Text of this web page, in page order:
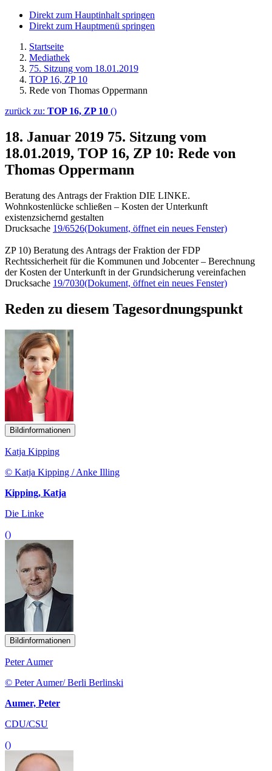
Direkt zum Hauptinhalt springen
Direkt zum Hauptmenü springen
Startseite
Mediathek
75. Sitzung vom 18.01.2019
TOP 16, ZP 10
Rede von Thomas Oppermann
zurück zu: TOP 16, ZP 10 ()
18. Januar 2019 75. Sitzung vom
18.01.2019, TOP 16, ZP 10: Rede von
Thomas Oppermann
Beratung des Antrags der Fraktion DIE LINKE.
Wohnkostenlücke schließen – Kosten der Unterkunft
existenzsichernd gestalten
Drucksache 19/6526(Dokument, öffnet ein neues Fenster)
ZP 10) Beratung des Antrags der Fraktion der FDP
Rechtssicherheit für die Kommunen und Jobcenter – Berechnung
der Kosten der Unterkunft in der Grundsicherung vereinfachen
Drucksache 19/7030(Dokument, öffnet ein neues Fenster)
Reden zu diesem Tagesordnungspunkt
Bildinformationen
Katja Kipping
© Katja Kipping / Anke Illing
Kipping, Katja
Die Linke
()
Bildinformationen
Peter Aumer
© Peter Aumer/ Berli Berlinski
Aumer, Peter
CDU/CSU
()